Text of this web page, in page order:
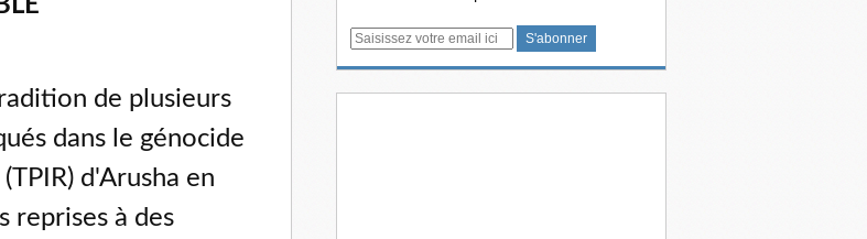
de plusieurs
dans le génocide
d'Arusha en
reprises à des
E